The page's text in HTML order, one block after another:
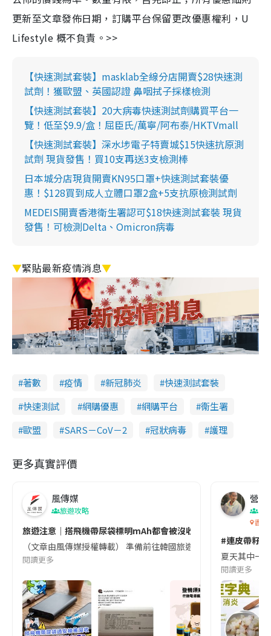
更新至文章發佈日期，訂購平台保留更改優惠權利，U
Lifestyle 概不負責。>>
【快速測試套裝】masklab全線分店開賣$28快速測
試劑！獲歐盟、英國認證 鼻咽拭子採樣檢測
【快速測試套裝】20大病毒快速測試劑購買平台一
覽！低至$9.9/盒！屈臣氏/萬寧/阿布泰/HKTVmall
【快速測試套裝】深水埗電子特賣城$15快速抗原測
試劑 現貨發售！買10支再送3支檢測棒
日本城分店現貨開賣KN95口罩+快速測試套裝優
惠！$128買到成人立體口罩2盒+5支抗原檢測試劑
MEDEIS開賣香港衛生署認可$18快速測試套裝 現貨
發售！可檢測Delta、Omicron病毒
▼緊貼最新疫情消息▼
著數 疫情 新冠肺炎
快速測試套裝
快速測試
網購優惠 網購平台
衞生署
歐盟
SARS－CoV－2 冠狀病毒 護理
更多真實評價
風傳媒
旅遊攻略
旅遊注意｜搭飛機帶尿袋標明mAh都會被沒收😱出發前切記檢查
（文章由風傳媒授權轉載） 準備前往韓國旅遊的民眾，近期要
閱讀更多
營養
香港
#連皮帶籽
夏天其中一
閱讀更多